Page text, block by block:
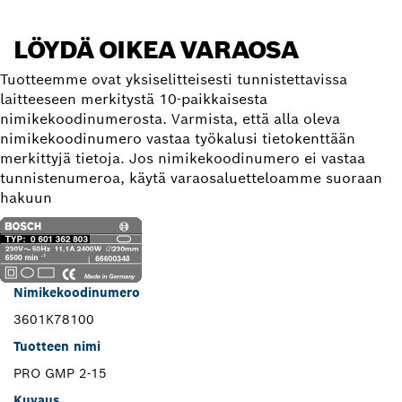
LÖYDÄ OIKEA VARAOSA
Tuotteemme ovat yksiselitteisesti tunnistettavissa
laitteeseen merkitystä 10-paikkaisesta
nimikekoodinumerosta. Varmista, että alla oleva
nimikekoodinumero vastaa työkalusi tietokenttään
merkittyjä tietoja. Jos nimikekoodinumero ei vastaa
tunnistenumeroa, käytä varaosaluetteloamme suoraan
hakuun
Nimikekoodinumero
3601K78100
Tuotteen nimi
PRO GMP 2-15